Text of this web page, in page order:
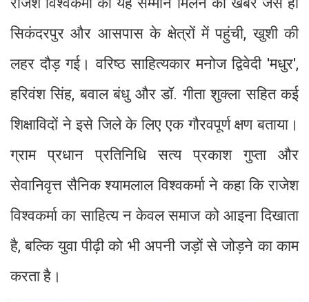
सिकंदरपुर और आसपास के क्षेत्रों में पहुंची, खुशी की
लहर दौड़ गई। वरिष्ठ साहित्यकार मनोज द्विवेदी 'मधुर',
हरिवंश सिंह, बवाल बंधु और डॉ. गीता शुक्ला सहित कई
शिक्षाविदों ने इसे जिले के लिए एक गौरवपूर्ण क्षण बताया।
ग्राम प्रधान प्रतिनिधि सत्य प्रकाश गुप्ता और
सेवानिवृत्त सैनिक श्यामलाल विश्वकर्मा ने कहा कि राजेश
विश्वकर्मा का साहित्य न केवल समाज को आइना दिखाता
है, बल्कि युवा पीढ़ी को भी अपनी जड़ों से जोड़ने का काम
करता है।